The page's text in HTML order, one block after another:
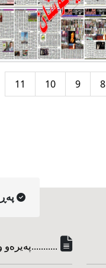
8
9
10
11
...........په‌یره‌و